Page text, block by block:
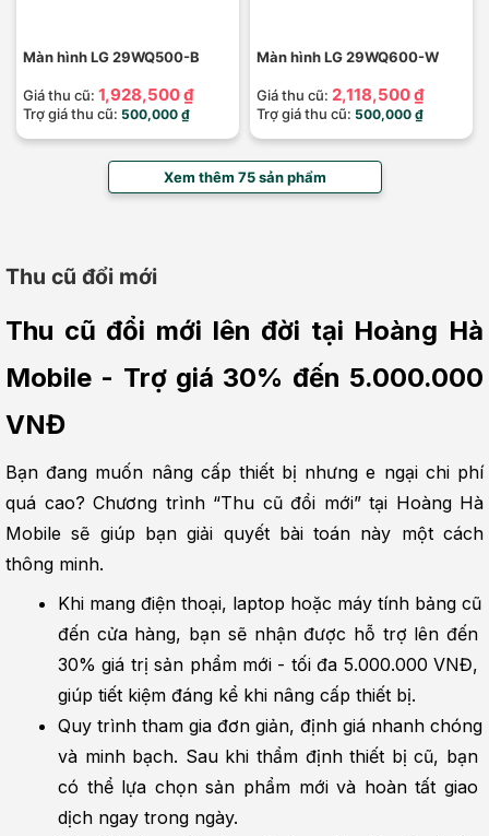
Màn hình LG 29WQ500-B
Giá thu cũ: 1,928,500 ₫
Trợ giá thu cũ: 500,000 ₫
Màn hình LG 29WQ600-W
Giá thu cũ: 2,118,500 ₫
Trợ giá thu cũ: 500,000 ₫
Xem thêm 75 sản phẩm
Thu cũ đổi mới
Thu cũ đổi mới lên đời tại Hoàng Hà
Mobile - Trợ giá 30% đến 5.000.000
VNĐ
Bạn đang muốn nâng cấp thiết bị nhưng e ngại chi phí
quá cao? Chương trình “Thu cũ đổi mới” tại Hoàng Hà
Mobile sẽ giúp bạn giải quyết bài toán này một cách
thông minh.
Khi mang điện thoại, laptop hoặc máy tính bảng cũ
đến cửa hàng, bạn sẽ nhận được hỗ trợ lên đến
30% giá trị sản phẩm mới - tối đa 5.000.000 VNĐ,
giúp tiết kiệm đáng kể khi nâng cấp thiết bị.
Quy trình tham gia đơn giản, định giá nhanh chóng
và minh bạch. Sau khi thẩm định thiết bị cũ, bạn
có thể lựa chọn sản phẩm mới và hoàn tất giao
dịch ngay trong ngày.